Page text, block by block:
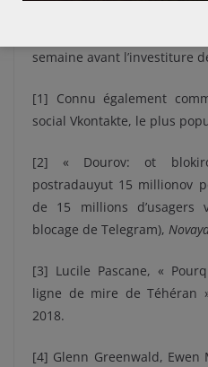
semaine avant l’investiture
[1] Connu également
social Vkontakte, le plus
[2] « Dourov: ot
postradauyut 15 millionov
de 15 millions
blocage de Telegram),
[3] Lucile Pascane, «
ligne de mire de Téhéran
2018.
[4] Glenn Greenwald, Ewen